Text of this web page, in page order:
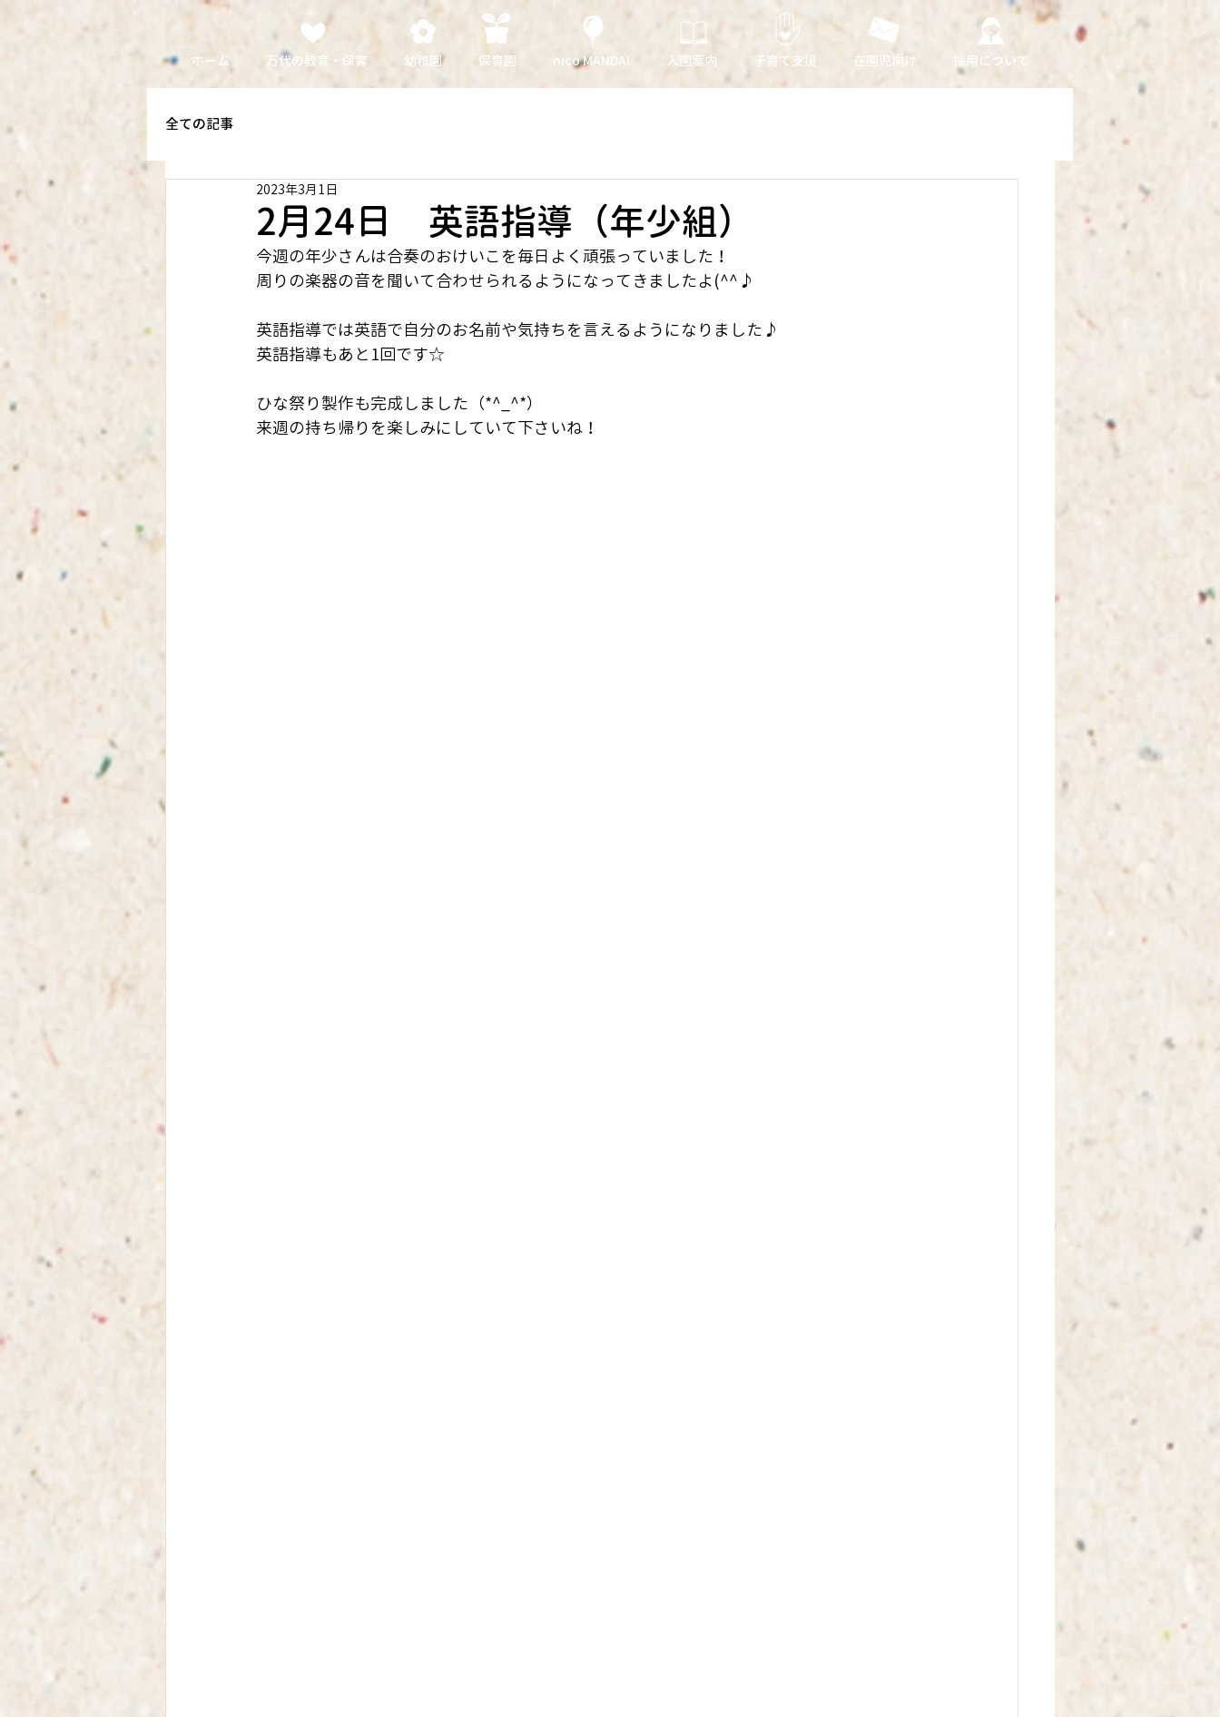
ホーム 万代の教育・保育 幼稚園 保育園 nico MANDAI 入園案内 子育て支援 在園児向け 採用について
全ての記事
2月24日 英語指導（年少組）
2023年3月1日
今週の年少さんは合奏のおけいこを毎日よく頑張っていました！
周りの楽器の音を聞いて合わせられるようになってきましたよ(^^♪
英語指導では英語で自分のお名前や気持ちを言えるようになりました♪
英語指導もあと1回です☆
ひな祭り製作も完成しました（*^_^*）
来週の持ち帰りを楽しみにしていて下さいね！